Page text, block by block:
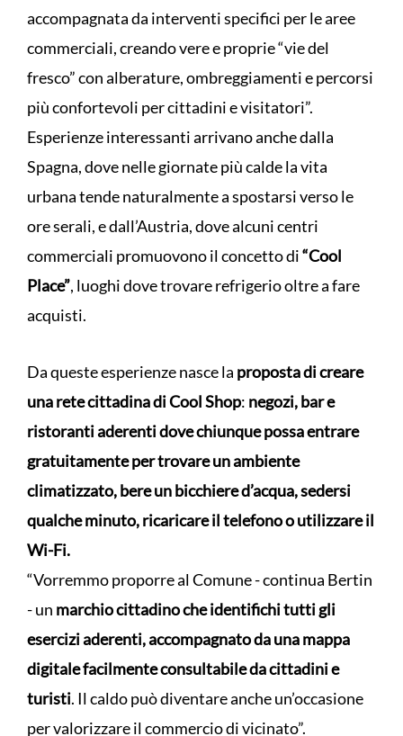
accompagnata da interventi specifici per le aree
commerciali, creando vere e proprie “vie del
fresco” con alberature, ombreggiamenti e percorsi
più confortevoli per cittadini e visitatori”.
Esperienze interessanti arrivano anche dalla
Spagna, dove nelle giornate più calde la vita
urbana tende naturalmente a spostarsi verso le
ore serali, e dall’Austria, dove alcuni centri
commerciali promuovono il concetto di“Cool
Place”, luoghi dove trovare refrigerio oltre a fare
acquisti.
Da queste esperienze nasce la proposta di creare
una rete cittadina di Cool Shop: negozi, bar e
ristoranti aderenti dove chiunque possa entrare
gratuitamente per trovare un ambiente
climatizzato, bere un bicchiere d’acqua, sedersi
qualche minuto, ricaricare il telefono o utilizzare il
Wi-Fi.
“Vorremmo proporre al Comune - continua Bertin
- un marchio cittadino che identifichi tutti gli
esercizi aderenti, accompagnato da una mappa
digitale facilmente consultabile da cittadini e
turisti. Il caldo può diventare anche un’occasione
per valorizzare il commercio di vicinato”.